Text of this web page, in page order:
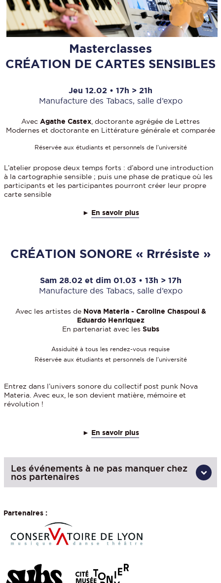
Masterclasses
CRÉATION DE CARTES SENSIBLES
Jeu 12.02 • 17h > 21h
Manufacture des Tabacs, salle d’expo
Avec Agathe Castex, doctorante agrégée de Lettres
Modernes et doctorante en Littérature générale et comparée
Réservée aux étudiants et personnels de l'université
L’atelier propose deux temps forts : d’abord une introduction
à la cartographie sensible ; puis une phase de pratique où les
participants et les participantes pourront créer leur propre
carte sensible
► En savoir plus
CRÉATION SONORE « Rrrésiste »
Sam 28.02 et dim 01.03 • 13h > 17h
Manufacture des Tabacs, salle d’expo
Avec les artistes de Nova Materia - Caroline Chaspoul &
Eduardo Henriquez
En partenariat avec les Subs
Assiduité à tous les rendez-vous requise
Réservée aux étudiants et personnels de l'université
Entrez dans l’univers sonore du collectif post punk Nova
Materia. Avec eux, le son devient matière, mémoire et
révolution !
► En savoir plus
Les événements à ne pas manquer chez
nos partenaires
Partenaires :